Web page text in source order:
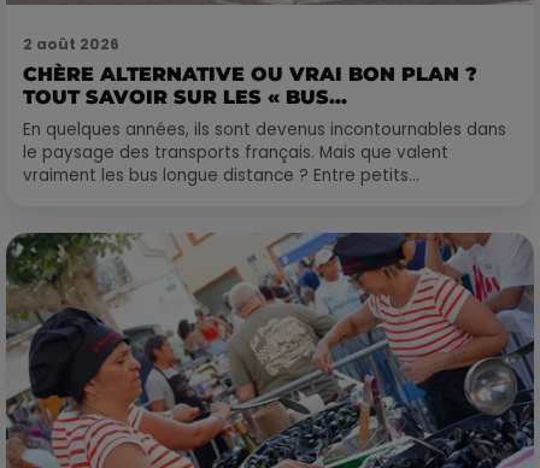
2 août 2026
CHÈRE ALTERNATIVE OU VRAI BON PLAN ?
TOUT SAVOIR SUR LES « BUS...
En quelques années, ils sont devenus incontournables dans
le paysage des transports français. Mais que valent
vraiment les bus longue distance ? Entre petits...